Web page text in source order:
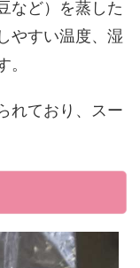
など）を蒸した
やすい温度、湿
れており、スー